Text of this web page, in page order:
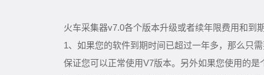
火车采集器v7.0各个版本升级或者续年限费用和到
1、如果您的软件到期时间已超过一年多，那么只
保证您可以正常使用V7版本。另外如果您使用的